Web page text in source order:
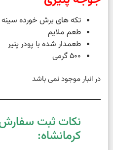
تکه های برش خورده سینه
طعم ملایم
طعمدار شده با پودر پنیر
500 گرمی
در انبار موجود نمی باشد
نکات ثبت
کرمانشاه: